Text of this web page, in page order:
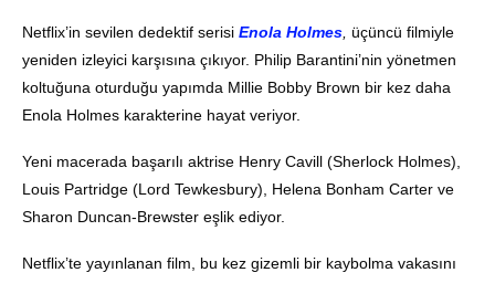
Netflix’in sevilen dedektif serisi Enola Holmes üçüncü filmiyle
yeniden izleyici karşısına çıkıyor. Philip Barantini’nin yönetmen
koltuğuna oturduğu yapımda Millie Bobby Brown bir kez daha
Enola Holmes karakterine hayat veriyor.
Yeni macerada başarılı aktrise Henry Cavill (Sherlock Holmes),
Louis Partridge (Lord Tewkesbury), Helena Bonham Carter ve
Sharon Duncan-Brewster eşlik ediyor.
Netflix’te yayınlanan film, bu kez gizemli bir kaybolma vakasını